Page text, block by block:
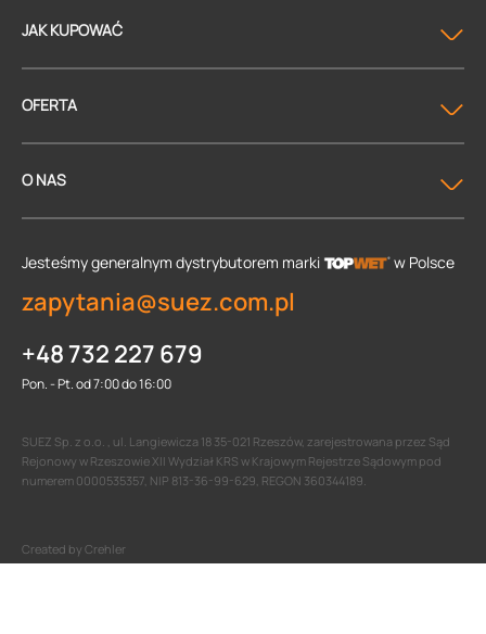
JAK KUPOWAĆ
OFERTA
O NAS
Jesteśmy generalnym dystrybutorem marki w Polsce
zapytania@suez.com.pl
+48 732 227 679
Pon. - Pt. od 7:00 do 16:00
SUEZ Sp. z o.o. , ul. Langiewicza 18 35-021 Rzeszów, zarejestrowana przez Sąd
Rejonowy w Rzeszowie XII Wydział KRS w Krajowym Rejestrze Sądowym pod
numerem 0000535357, NIP 813-36-99-629, REGON 360344189.
Created by Crehler